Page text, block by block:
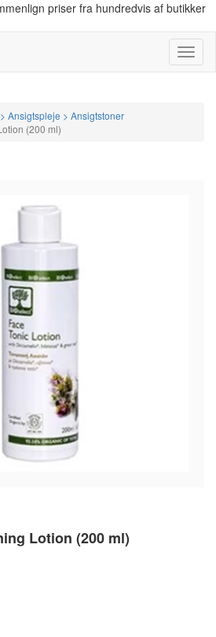
priser fra hundredvis af butikker
Menu
Ansigtspleje > Ansigtstoner
(200 ml)
Lotion (200 ml)